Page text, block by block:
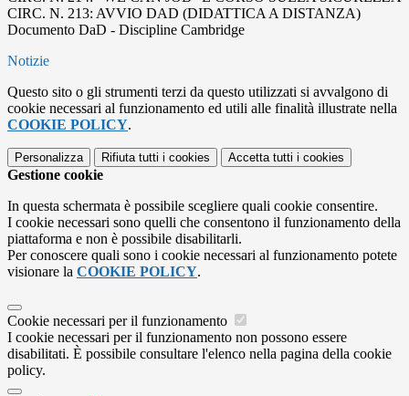
CIRC. N. 213: AVVIO DAD (DIDATTICA A DISTANZA)
Documento DaD - Discipline Cambridge
Notizie
Questo sito o gli strumenti terzi da questo utilizzati si avvalgono di
cookie necessari al funzionamento ed utili alle finalità illustrate nella
COOKIE POLICY.
Personalizza Rifiuta tutti i cookies Accetta tutti i cookies
Gestione cookie
In questa schermata è possibile scegliere quali cookie consentire.
I cookie necessari sono quelli che consentono il funzionamento della
piattaforma e non è possibile disabilitarli.
Per conoscere quali sono i cookie necessari al funzionamento potete
visionare la COOKIE POLICY.
Cookie necessari per il funzionamento
I cookie necessari per il funzionamento non possono essere
disabilitati. È possibile consultare l'elenco nella pagina della cookie
policy.